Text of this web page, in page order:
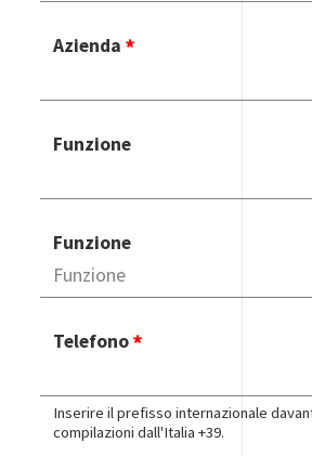
Azienda
Funzione
Funzione
Telefono
Inserire il prefisso internazionale
compilazioni dall'Italia +39.